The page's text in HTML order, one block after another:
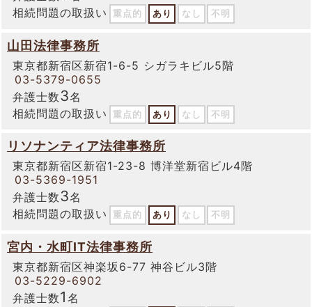
相続問題の取扱い
重点的 あり なし 不明
山田法律事務所
東京都新宿区新宿1-6-5 シガラキビル5階
03-5379-0655
弁護士数3名
相続問題の取扱い
重点的 あり なし 不明
リソナンティア法律事務所
東京都新宿区新宿1-23-8 博洋堂新宿ビル4階
03-5369-1951
弁護士数3名
相続問題の取扱い
重点的 あり なし 不明
宮内・水町IT法律事務所
東京都新宿区神楽坂6-77 神谷ビル3階
03-5229-6902
弁護士数1 名